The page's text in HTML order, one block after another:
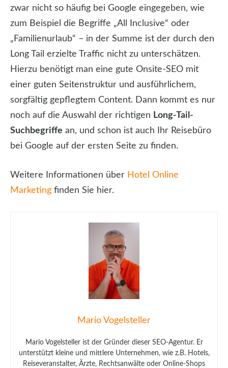
zwar nicht so häufig bei Google eingegeben, wie
zum Beispiel die Begriffe „All Inclusive“ oder
„Familienurlaub“ – in der Summe ist der durch den
Long Tail erzielte Traffic nicht zu unterschätzen.
Hierzu benötigt man eine gute Onsite-SEO mit
einer guten Seitenstruktur und ausführlichem,
sorgfältig gepflegtem Content. Dann kommt es nur
noch auf die Auswahl der richtigen Long-Tail-
Suchbegriffe an, und schon ist auch Ihr Reisebüro
bei Google auf der ersten Seite zu finden.
Weitere Informationen über Hotel Online
Marketing finden Sie hier.
Mario Vogelsteller
Mario Vogelsteller ist der Gründer dieser SEO-Agentur. Er
unterstützt kleine und mittlere Unternehmen, wie z.B. Hotels,
Reiseveranstalter, Ärzte, Rechtsanwälte oder Online-Shops